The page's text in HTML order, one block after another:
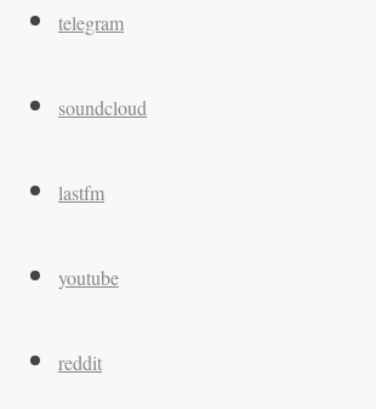
telegram
soundcloud
lastfm
youtube
reddit